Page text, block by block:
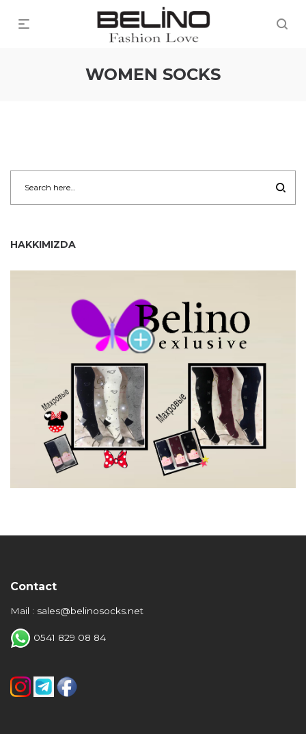
WOMEN SOCKS
HAKKIMIZDA
Contact
Mail : sales@belinosocks.net
0541 829 08 84